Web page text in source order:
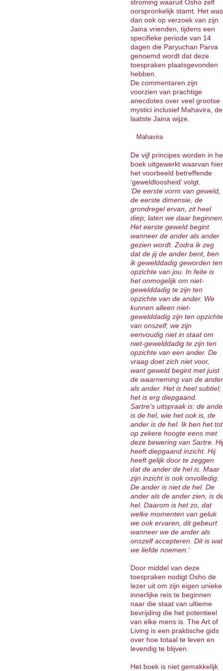
stroming waaruit Osho zelf
oorspronkelijk stamt. Het was
dan ook op verzoek van zijn
Jaina vrienden, tijdens een
specifieke periode van 14
dagen die Paryuchan Parva
genoemd wordt dat deze
toespraken plaatsgevonden
hebben.
De commentaren zijn
voorzien van prachtige
anecdotes over veel grootse
mystici inclusief Mahavira, de
laatste Jaina wijze.
Mahavira
De vijf principes worden in
boek uitgewerkt waarvan hier
het voorbeeld betreffende
‘geweldloosheid’ volgt.
‘De eerste vorm van geweld,
de eerste dimensie, de
grondregel ervan, zit heel
diep; laten we daar
Het eerste geweld begint
wanneer de ander als ander
gezien wordt. Zodra ik zeg
dat de jij de ander bent, ben
ik gewelddadig geworden ten
opzichte van jou. In feite is
het onmogelijk om niet-
gewelddadig te zijn ten
opzichte van de ander. We
kunnen alleen niet-
gewelddadig zijn ten opzichte
van onszelf; we zijn
eenvoudig niet in staat om
niet-gewelddadig te zijn ten
opzichte van een ander. De
vraag doet zich niet voor,
want geweld begint met juist
de waarneming van de ander
als ander. Het is heel subtiel;
het is erg diepgaand.
Sartre’s uitspraak is: de
is de hel, wie het ook is, de
ander is de hel. Ik ben het tot
op zekere hoogte eens met
deze bewering van Sartre. Hij
heeft diepgaand inzicht. Hij
heeft gelijk door te zeggen
dat de ander de hel is. Maar
zijn inzicht is ook onvolledig.
De ander is niet de hel. De
ander als de ander zien, is
hel. Daarom is het zo, dat
welke momenten van geluk
we ook ervaren, dit gebeurt
wanneer we de ander als
onszelf accepteren. Dit is wat
we liefde noemen.’
Door middel van deze
toespraken nodigt Osho de
lezer uit om zijn eigen unieke
innerlijke reis te beginnen
naar die staat van ultieme
bevrijding die het potentieel
van elke mens is. The Art of
Living is een praktische gids
over hoe totaal te leven en
levendig te blijven.
Het boek is niet gemakkelijk